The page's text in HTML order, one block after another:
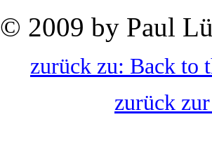
© 2009 by Paul
zurück zu: Back to
zurück